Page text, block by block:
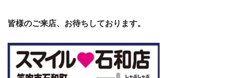
皆様のご来店、お待ちしております。